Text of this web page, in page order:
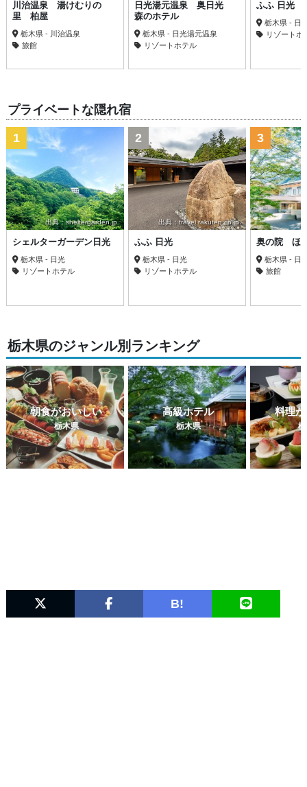
川治温泉 湯けむりの
里 柏屋
栃木県 - 川治温泉
旅館
日光湯元温泉 奥日光
森のホテル
栃木県 - 日光湯元温泉
リゾートホテル
ふふ 日光
栃木県 - 日
リゾートホ
プライベートな隠れ宿
出典：sheltergarden.jp
1
シェルターガーデン日光
栃木県 - 日光
リゾートホテル
出典：travel.rakuten.co.jp
2
ふふ 日光
栃木県 - 日光
リゾートホテル
3
奥の院 ほ
栃木県 - 日
旅館
栃木県のジャンル別ランキング
朝食がおいしい
栃木県
高級ホテル
栃木県
料理
B!